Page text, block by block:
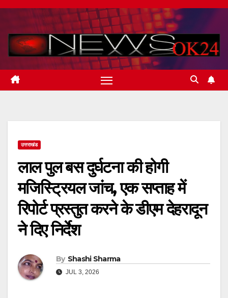
Skip
content
उत्तराखंड
लाल पुल बस दुर्घटना की होगी
मजिस्ट्रियल जांच, एक सप्ताह में
रिपोर्ट प्रस्तुत करने के डीएम देहरादून
ने दिए निर्देश
By Shashi Sharma
JUL 3, 2026